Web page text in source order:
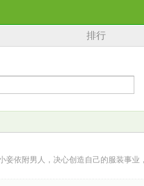
排行
依附男人，决心创造自己的服装事